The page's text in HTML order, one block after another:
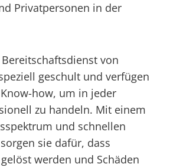
Privatpersonen in der
von
geschult und verfügen
how, um in jeder
zu handeln. Mit einem
und schnellen
sie dafür, dass
werden und Schäden